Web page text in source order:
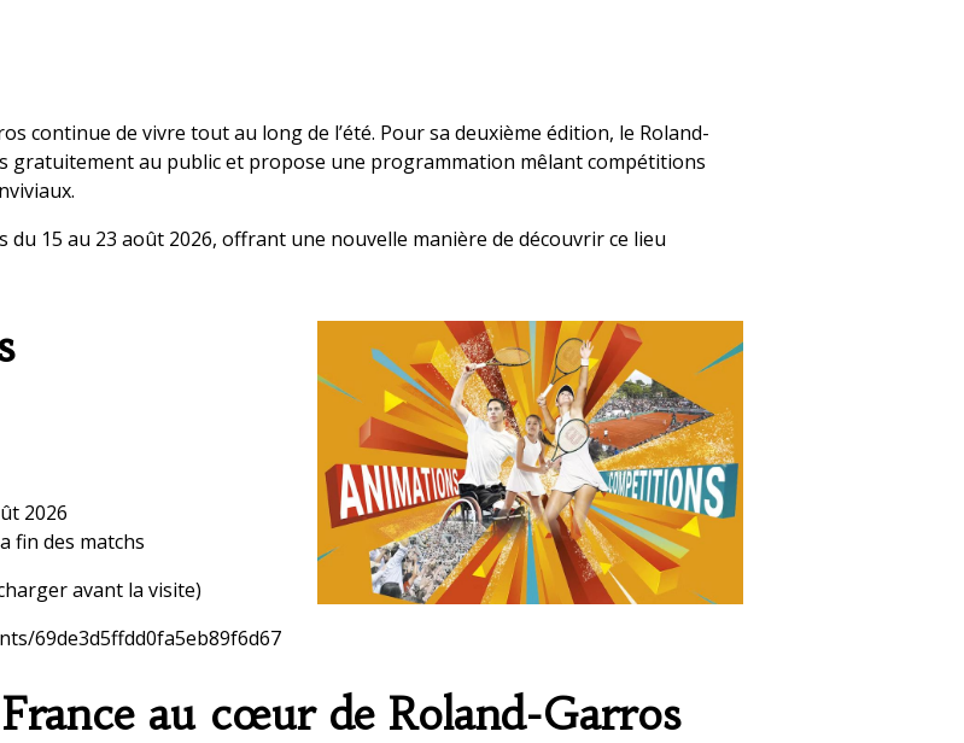
continue de vivre tout au long de l’été. Pour sa deuxième édition, le Roland-
gratuitement au public et propose une programmation mêlant compétitions
du 15 au 23 août 2026, offrant une nouvelle manière de découvrir ce lieu
2026
fin des matchs
avant la visite)
69de3d5ffdd0fa5eb89f6d67
au cœur de Roland-Garros